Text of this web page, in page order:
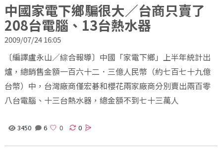
中國家電下鄉騙很大／台商只賣了
208台電腦、13台熱水器
2009/07/24 16:05
〔編譯盧永山／綜合報導〕中國「家電下鄉」上半年統計出
爐，總銷售金額一百六十二．三億人民幣（約七百七十九億
台幣）中，台灣廠商僅宏碁和櫻花兩家廠商分別賣出兩百零
八台電腦、十三台熱水器，總金額不到七十三萬人
3450 6 0